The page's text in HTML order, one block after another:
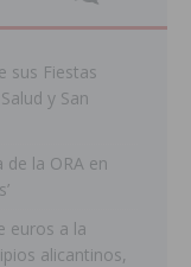
sus Fiestas
y San
de la ORA en
euros a la
alicantinos,